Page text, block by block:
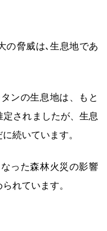
の脅威は､生息地であ
ンの生息地は、もと
されましたが、生息
続いています。
った森林火災の影響
れています。